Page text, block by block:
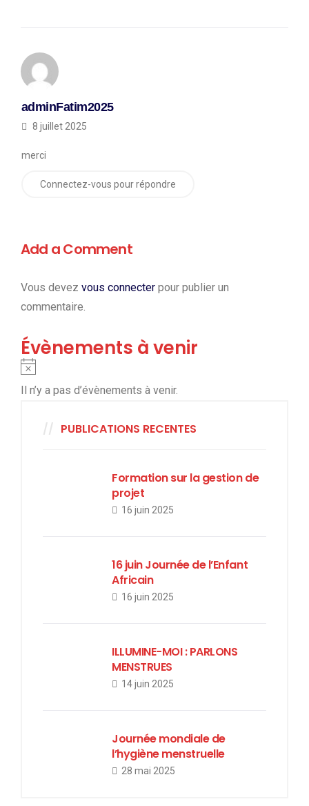
adminFatim2025
8 juillet 2025
merci
Connectez-vous pour répondre
Add a Comment
Vous devez vous connecter pour publier un
commentaire.
Évènements à venir
Il n’y a pas d’évènements à venir.
PUBLICATIONS RECENTES
Formation sur la gestion de
projet
16 juin 2025
16 juin Journée de l’Enfant
Africain
16 juin 2025
ILLUMINE-MOI : PARLONS
MENSTRUES
14 juin 2025
Journée mondiale de
l’hygiène menstruelle
28 mai 2025